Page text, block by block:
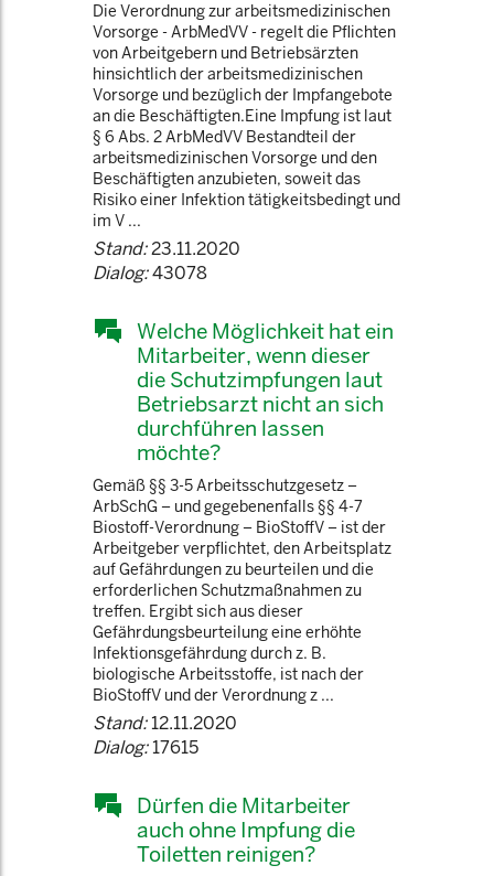
Die Verordnung zur arbeitsmedizinischen
Vorsorge - ArbMedVV - regelt die Pflichten
von Arbeitgebern und Betriebsärzten
hinsichtlich der arbeitsmedizinischen
Vorsorge und bezüglich der Impfangebote
an die Beschäftigten.Eine Impfung ist laut
§ 6 Abs. 2 ArbMedVV Bestandteil der
arbeitsmedizinischen Vorsorge und den
Beschäftigten anzubieten, soweit das
Risiko einer Infektion tätigkeitsbedingt und
im V ...
Stand:23.11.2020
Dialog:43078
Welche Möglichkeit hat ein
Mitarbeiter, wenn dieser
die Schutzimpfungen laut
Betriebsarzt nicht an sich
durchführen lassen
möchte?
Gemäß §§ 3-5 Arbeitsschutzgesetz –
ArbSchG – und gegebenenfalls §§ 4-7
Biostoff-Verordnung – BioStoffV – ist der
Arbeitgeber verpflichtet, den Arbeitsplatz
auf Gefährdungen zu beurteilen und die
erforderlichen Schutzmaßnahmen zu
treffen. Ergibt sich aus dieser
Gefährdungsbeurteilung eine erhöhte
Infektionsgefährdung durch z. B.
biologische Arbeitsstoffe, ist nach der
BioStoffV und der Verordnung z ...
Stand:12.11.2020
Dialog:17615
Dürfen die Mitarbeiter
auch ohne Impfung die
Toiletten reinigen?